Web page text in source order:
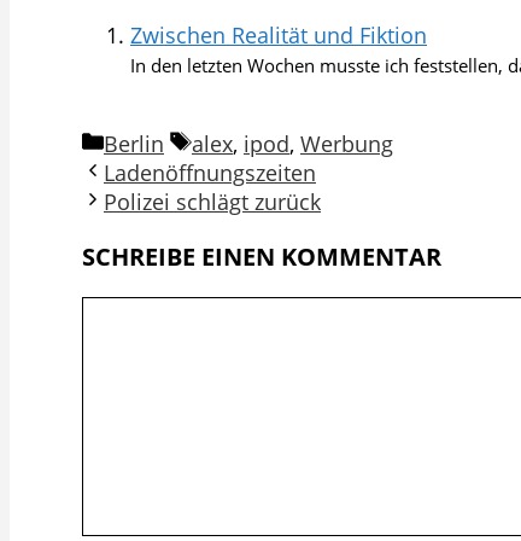
Zwischen Realität und Fiktion
In den letzten Wochen musste ich feststellen,
Kategorien
Berlin Schlagwörter
alex, ipod, Werbung
Ladenöffnungszeiten
Polizei schlägt zurück
SCHREIBE EINEN KOMMENTAR